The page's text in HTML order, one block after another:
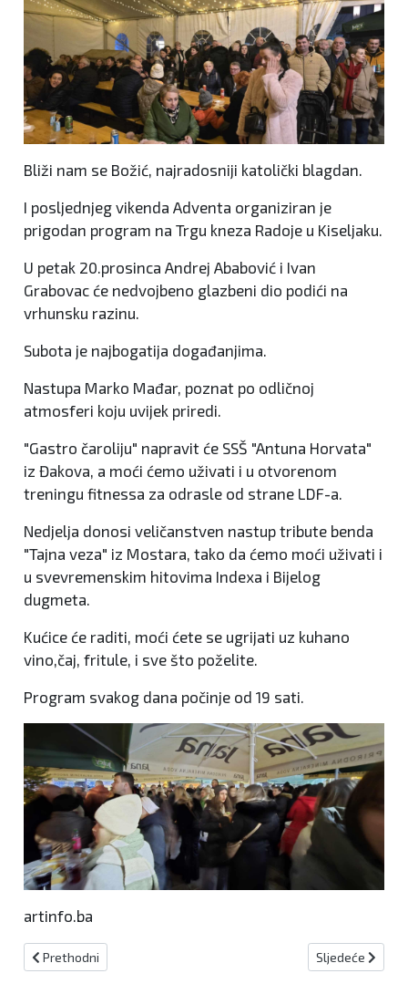
Bliži nam se Božić, najradosniji katolički blagdan.
I posljednjeg vikenda Adventa organiziran je
prigodan program na Trgu kneza Radoje u Kiseljaku.
U petak 20.prosinca Andrej Ababović i Ivan
Grabovac će nedvojbeno glazbeni dio podići na
vrhunsku razinu.
Subota je najbogatija događanjima.
Nastupa Marko Mađar, poznat po odličnoj
atmosferi koju uvijek priredi.
"Gastro čaroliju" napravit će SSŠ "Antuna Horvata"
iz Đakova, a moći ćemo uživati i u otvorenom
treningu fitnessa za odrasle od strane LDF-a.
Nedjelja donosi veličanstven nastup tribute benda
"Tajna veza" iz Mostara, tako da ćemo moći uživati i
u svevremenskim hitovima Indexa i Bijelog
dugmeta.
Kućice će raditi, moći ćete se ugrijati uz kuhano
vino,čaj, fritule, i sve što poželite.
Program svakog dana počinje od 19 sati.
artinfo.ba
Prethodni članak: U školskoj 2024/2025. manji broj učenika u
Prethodni Sljedeći članak:
Sljedeće